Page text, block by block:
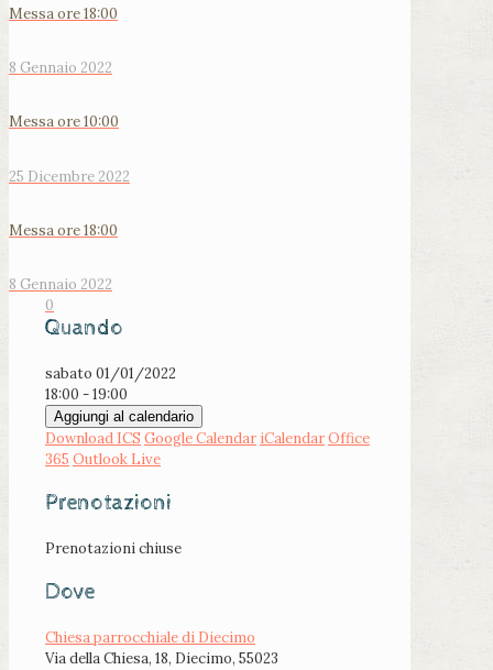
Messa ore 18:00
8 Gennaio 2022
Messa ore 10:00
25 Dicembre 2022
Messa ore 18:00
8 Gennaio 2022
0
Quando
sabato 01/01/2022
18:00 - 19:00
Aggiungi al calendario
Download ICS Google Calendar iCalendarOffice
365 Outlook Live
Prenotazioni
Prenotazioni chiuse
Dove
Chiesa parrocchiale di Diecimo
Via della Chiesa, 18, Diecimo, 55023